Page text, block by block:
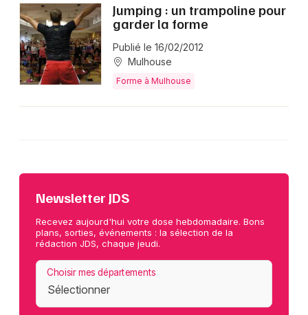
Jumping : un trampoline pour
garder la forme
Publié le 16/02/2012
Mulhouse
Forme à Mulhouse
Newsletter JDS
Recevez aujourd'hui votre dose hebdomadaire. Bons
plans, sorties, événements : la sélection de la
rédaction JDS, chaque jeudi.
Choisir mes départements